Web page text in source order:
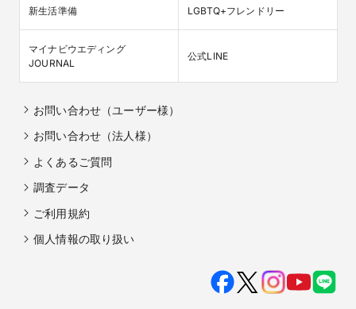
新生活準備 LGBTQ+フレンドリー
マイナビウエディング
JOURNAL
公式LINE
お問い合わせ（ユーザー様）
お問い合わせ（法人様）
よくあるご質問
調査データ
ご利用規約
個人情報の取り扱い